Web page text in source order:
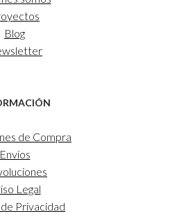
Blog
de Compra
Envíos
Legal
Privacidad